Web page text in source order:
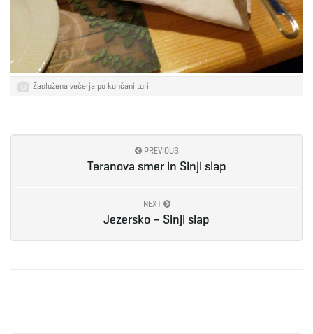
Zaslužena večerja po končani turi
PREVIOUS
Teranova smer in Sinji slap
NEXT
Jezersko – Sinji slap